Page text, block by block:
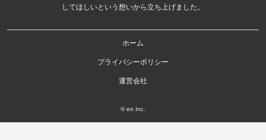
してほしいという想いから立ち上げました。
ホーム
プライバシーポリシー
運営会社
© en Inc.